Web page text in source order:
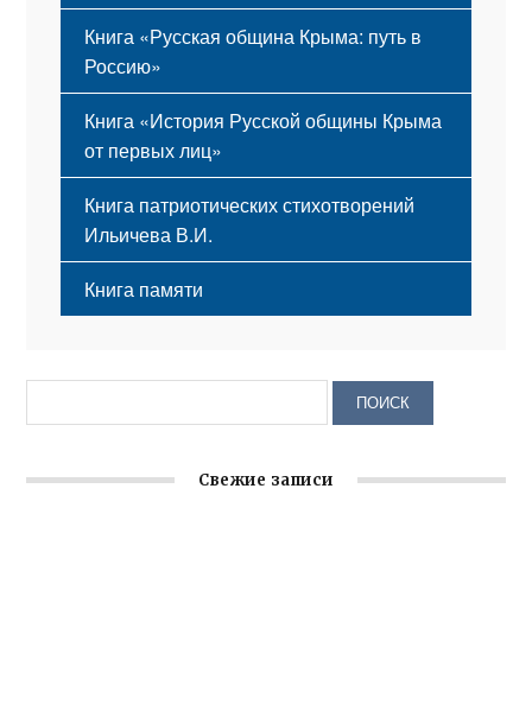
Книга «Русская община Крыма: путь в
Россию»
Книга «История Русской общины Крыма
от первых лиц»
Книга патриотических стихотворений
Ильичева В.И.
Книга памяти
Свежие записи